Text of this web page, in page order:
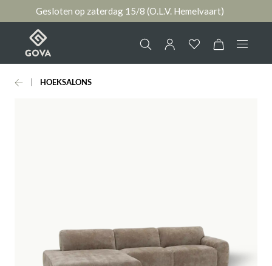
Gesloten op zaterdag 15/8 (O.L.V. Hemelvaart)
Collectie
Contact
HOEKSALONS